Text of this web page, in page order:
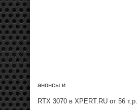
анонсы и
RTX 3070 в XPERT.RU от 56